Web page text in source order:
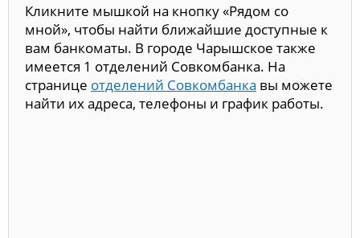
Кликните мышкой на кнопку «Рядом со
мной», чтобы найти ближайшие доступные к
вам банкоматы. В городе Чарышское также
имеется 1 отделений Совкомбанка. На
странице отделений Совкомбанка вы можете
найти их адреса, телефоны и график работы.